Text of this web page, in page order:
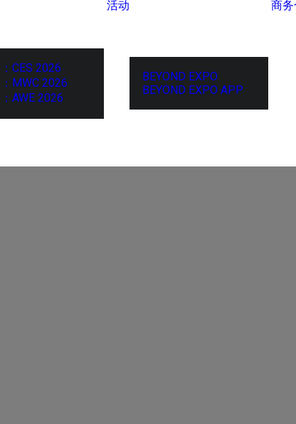
CES 2026
MWC 2026
AWE 2026
活动
BEYOND EXPO
BEYOND EXPO APP
商